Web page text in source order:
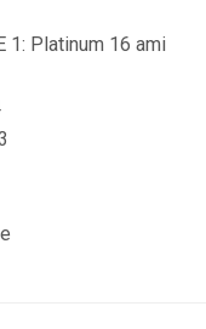
1: Platinum 16 ami